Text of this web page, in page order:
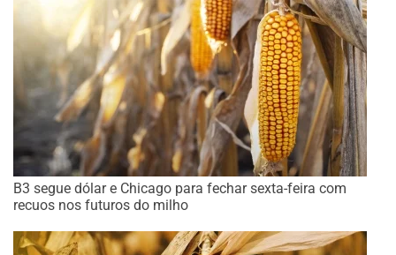
B3 segue dólar e Chicago para fechar sexta-feira com
recuos nos futuros do milho